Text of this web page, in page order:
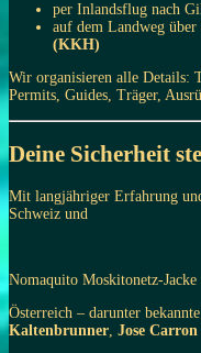
per Inlandsflug nach
auf dem Landweg über
(KKH)
Wir organisieren alle Details:
Permits, Guides, Träger,
Deine Sicherheit
Mit langjähriger Erfahrung
Schweiz und
Nomaquito Moskitonetz-Jacke
Österreich – darunter
Kaltenbrunner Jose Carron